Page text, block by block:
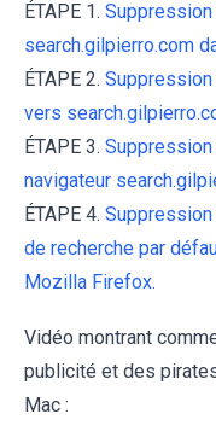
ÉTAPE 1.
search.gilpierro.com
ÉTAPE 2.
vers
ÉTAPE 3.
navigateur
ÉTAPE 4.
de recherche par
Mozilla Firefox.
Vidéo montrant
publicité et des
Mac :